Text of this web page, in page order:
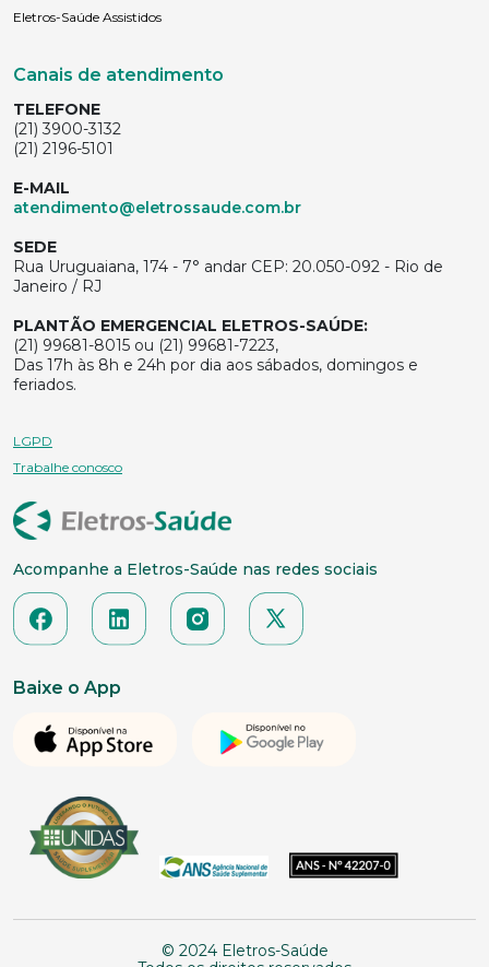
Eletros-Saúde Assistidos
Canais de atendimento
TELEFONE
(21) 3900-3132
(21) 2196-5101
E-MAIL
atendimento@eletrossaude.com.br
SEDE
Rua Uruguaiana, 174 - 7° andar CEP: 20.050-092 - Rio de
Janeiro / RJ
PLANTÃO EMERGENCIAL ELETROS-SAÚDE:
(21) 99681-8015 ou (21) 99681-7223,
Das 17h às 8h e 24h por dia aos sábados, domingos e
feriados.
LGPD
Trabalhe conosco
Acompanhe a Eletros-Saúde nas redes sociais
Baixe o App
© 2024 Eletros-Saúde